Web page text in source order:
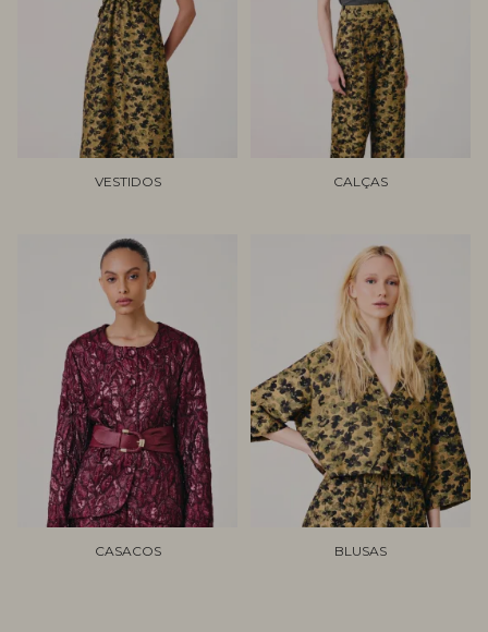
VESTIDOS CALÇAS
CASACOS BLUSAS